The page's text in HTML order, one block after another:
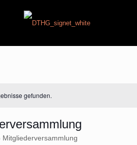
gefunden.
Mitgliederversammlung